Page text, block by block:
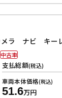
支払総額(税込)
車両本体価格(税込)
51.6万円
中古車